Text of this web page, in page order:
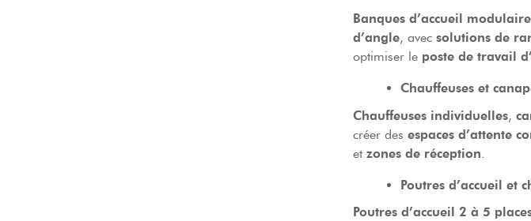
Banques d’accueil
d’angle, avec solutions de
optimiser le poste de travail
Chauffeuses et
Chauffeuses individuelles,
créer des espaces d’attente
et zones de réception.
Poutres d’accueil et
Poutres d’accueil 2 à 5